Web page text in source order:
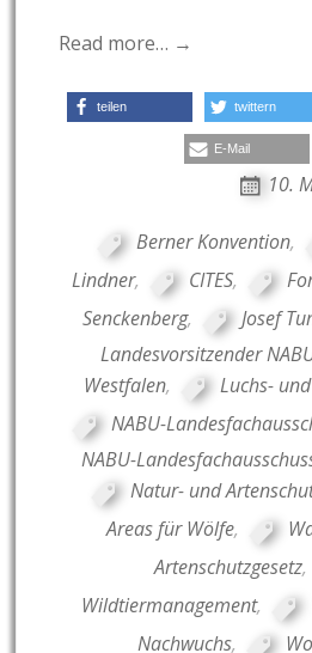
Read more… →
teilen twittern
E-Mail
10.
Berner Konvention,
Lindner, CITES,
Senckenberg, Josef
Landesvorsitzender
Westfalen, Luchs-
NABU-
NABU-
Natur- und
Areas für Wölfe,
Artenschutzgesetz,
Wildtiermanagement,
Nachwuchs,